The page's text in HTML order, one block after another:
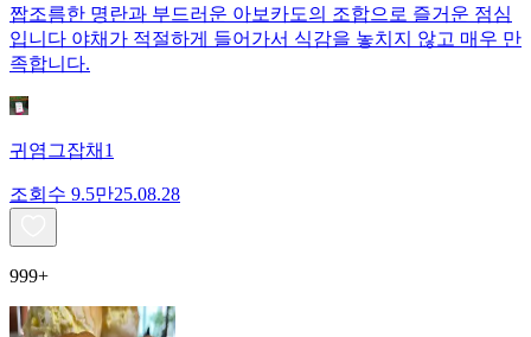
짭조름한 명란과 부드러운 아보카도의 조합으로 즐거운 점심
입니다 야채가 적절하게 들어가서 식감을 놓치지 않고 매우 만
족합니다.
귀염그잡채1
조회수 9.5만25.08.28
999+